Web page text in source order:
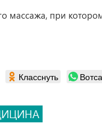
массажа, при
Класснуть